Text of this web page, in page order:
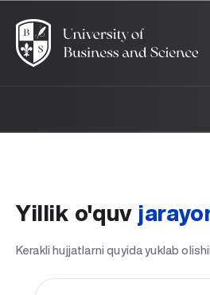
Yillik o'quv
Kerakli hujjatlarni quyida yuklab